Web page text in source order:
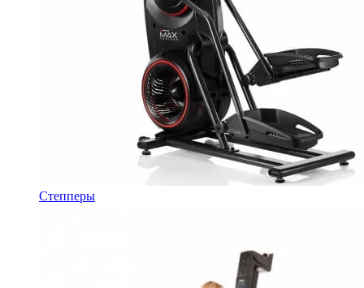
Степперы